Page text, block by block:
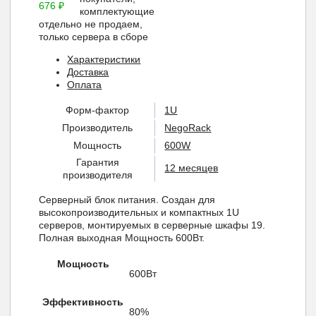
676₽
комплектующие
отдельно не продаем,
только сервера в сборе
Характеристики
Доставка
Оплата
Форм-фактор
1U
Производитель
NegoRack
Мощность
600W
Гарантия
производителя
12 месяцев
Серверный блок питания. Создан для
высокопроизводительных и компактных 1U
серверов, монтируемых в серверные шкафы 19.
Полная выходная Мощность 600Вт.
Мощность
600Вт
Эффективность
80%